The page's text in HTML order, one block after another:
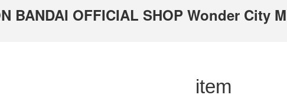
BANDAI OFFICIAL SHOP Wonder City
item